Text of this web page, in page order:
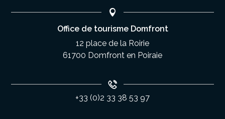
Office de tourisme Domfront
12 place de la Roirie
61700 Domfront en Poiraie
+33 (0)2 33 38 53 97